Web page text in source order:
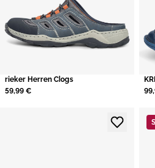
rieker Herren Clogs
59,99 €